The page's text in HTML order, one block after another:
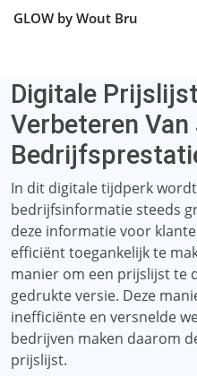
GLOW by Wout Bru
Digitale
Verbeteren Van
In dit digitale tijdperk
bedrijfsinformatie steeds
deze informatie voor
efficiënt toegankelijk te
manier om een ​​prijslijst te
gedrukte versie. Deze
inefficiënte en versnelde
bedrijven maken daarom
prijslijst.